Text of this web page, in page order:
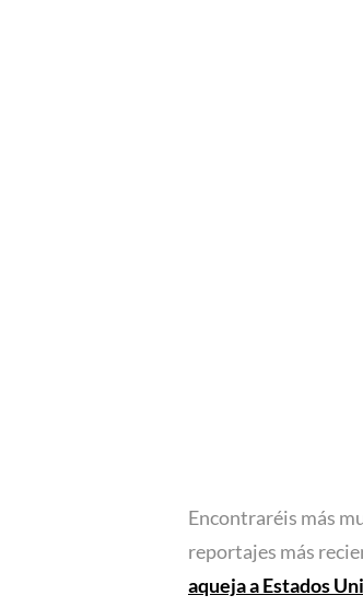
Encontraréis más
reportajes más
aqueja a Estados